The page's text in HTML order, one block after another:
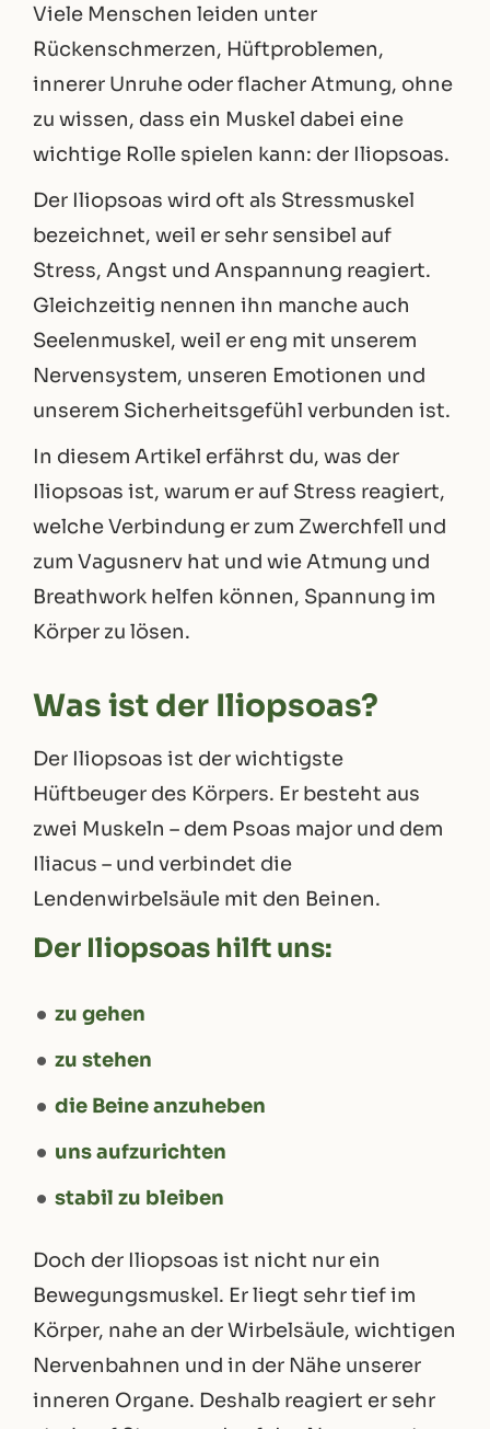
Viele Menschen leiden unter
Rückenschmerzen, Hüftproblemen,
innerer Unruhe oder flacher Atmung, ohne
zu wissen, dass ein Muskel dabei eine
wichtige Rolle spielen kann: der Iliopsoas.
Der Iliopsoas wird oft als Stressmuskel
bezeichnet, weil er sehr sensibel auf
Stress, Angst und Anspannung reagiert.
Gleichzeitig nennen ihn manche auch
Seelenmuskel, weil er eng mit unserem
Nervensystem, unseren Emotionen und
unserem Sicherheitsgefühl verbunden ist.
In diesem Artikel erfährst du, was der
Iliopsoas ist, warum er auf Stress reagiert,
welche Verbindung er zum Zwerchfell und
zum Vagusnerv hat und wie Atmung und
Breathwork helfen können, Spannung im
Körper zu lösen.
Was ist der Iliopsoas?
Der Iliopsoas ist der wichtigste
Hüftbeuger des Körpers. Er besteht aus
zwei Muskeln – dem Psoas major und dem
Iliacus – und verbindet die
Lendenwirbelsäule mit den Beinen.
Der Iliopsoas hilft uns:
zu gehen
zu stehen
die Beine anzuheben
uns aufzurichten
stabil zu bleiben
Doch der Iliopsoas ist nicht nur ein
Bewegungsmuskel. Er liegt sehr tief im
Körper, nahe an der Wirbelsäule, wichtigen
Nervenbahnen und in der Nähe unserer
inneren Organe. Deshalb reagiert er sehr